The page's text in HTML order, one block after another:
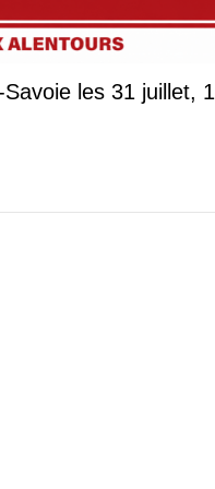
les 31 juillet,